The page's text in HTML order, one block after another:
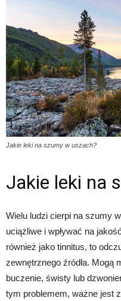
Jakie leki na szumy w uszach?
Jakie leki na
Wielu ludzi cierpi na szumy
uciążliwe i wpływać na
również jako tinnitus, to
zewnętrznego źródła. Mogą
buczenie, świsty lub
tym problemem, ważne jest